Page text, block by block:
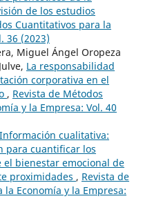
de los estudios
Cuantitativos para la
36 (2023)
Miguel Ángel Oropeza
La responsabilidad
corporativa en el
, Revista de Métodos
y la Empresa: Vol. 40
Información cualitativa:
para cuantificar los
el bienestar emocional de
proximidades , Revista de
Economía y la Empresa: